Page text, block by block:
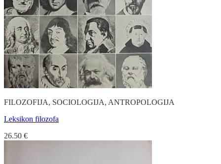
FILOZOFIJA, SOCIOLOGIJA, ANTROPOLOGIJA
Leksikon filozofa
26.50 €